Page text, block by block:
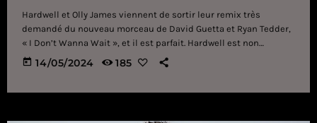
Hardwell et Olly James viennent de sortir leur remix très
demandé du nouveau morceau de David Guetta et Ryan Tedder,
« I Don’t Wanna Wait », et il est parfait. Hardwell est non
seulement connu pour ses morceaux originaux incroyables,
mais il est également l'un des meilleurs en matière de
today 14/05/2024 185